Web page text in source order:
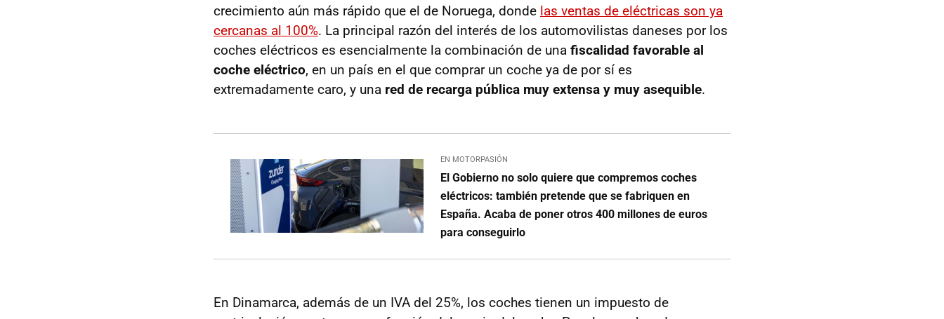
crecimiento aún más rápido que el de Noruega, donde las ventas de eléctricas son ya
cercanas al 100%. La principal razón del interés de los automovilistas daneses por los
coches eléctricos es esencialmente la combinación de una fiscalidad favorable al
coche eléctrico, en un país en el que comprar un coche ya de por sí es
extremadamente caro, y una red de recarga pública muy extensa y muy asequible.
EN MOTORPASIÓN
El Gobierno no solo quiere que compremos coches
eléctricos: también pretende que se fabriquen en
España. Acaba de poner otros 400 millones de euros
para conseguirlo
En Dinamarca, además de un IVA del 25%, los coches tienen un impuesto de